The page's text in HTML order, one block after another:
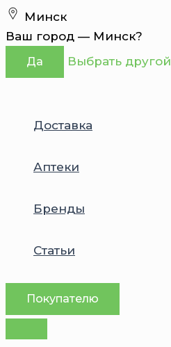
Перейти
к
содержимому
Минск
Ваш город — Минск?
Да Выбрать другой
Доставка
Аптеки
Бренды
Статьи
Покупателю